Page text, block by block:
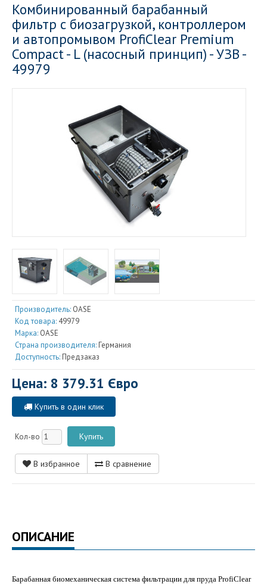
Комбинированный барабанный
фильтр с биозагрузкой, контроллером
и автопромывом ProfiClear Premium
Compact - L (насосный принцип) - УЗВ -
49979
Производитель: OASE
Код товара: 49979
Марка: OASE
Страна производителя: Германия
Доступность: Предзаказ
Цена: 8 379.31 Євро
Купить в один клик
Кол-во
В избранное В сравнение
ОПИСАНИЕ
Барабанная биомеханическая система фильтрации для пруда ProfiClear